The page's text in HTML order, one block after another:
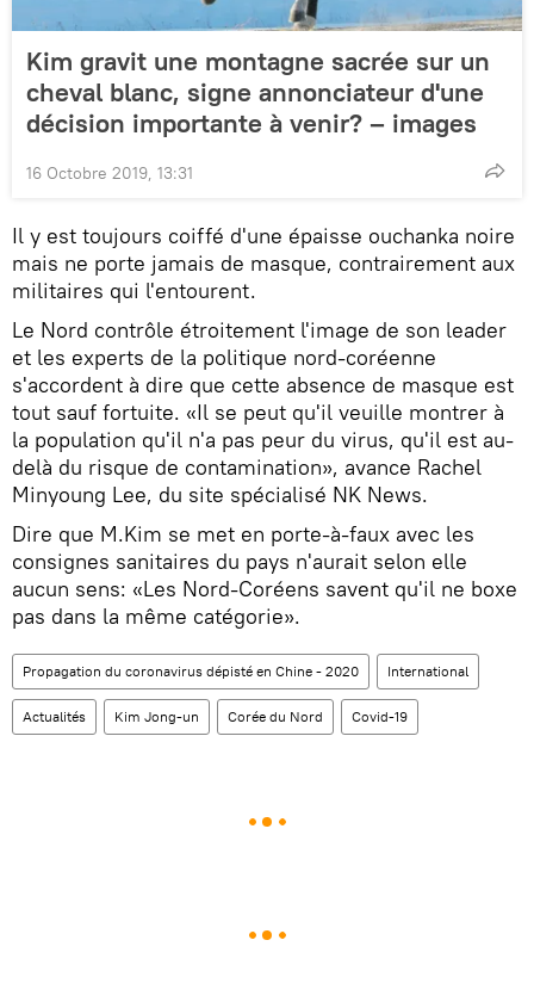
Kim gravit une montagne sacrée sur un
cheval blanc, signe annonciateur d'une
décision importante à venir? – images
16 Octobre 2019, 13:31
Il y est toujours coiffé d'une épaisse ouchanka noire
mais ne porte jamais de masque, contrairement aux
militaires qui l'entourent.
Le Nord contrôle étroitement l'image de son leader
et les experts de la politique nord-coréenne
s'accordent à dire que cette absence de masque est
tout sauf fortuite. «Il se peut qu'il veuille montrer à
la population qu'il n'a pas peur du virus, qu'il est au-
delà du risque de contamination», avance Rachel
Minyoung Lee, du site spécialisé NK News.
Dire que M.Kim se met en porte-à-faux avec les
consignes sanitaires du pays n'aurait selon elle
aucun sens: «Les Nord-Coréens savent qu'il ne boxe
pas dans la même catégorie».
Propagation du coronavirus dépisté en Chine - 2020 International
Actualités Kim Jong-un Corée du Nord Covid-19